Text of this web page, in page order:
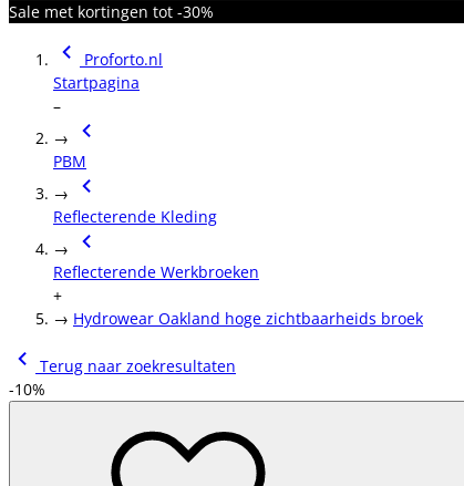
Sale met kortingen tot -30%
Proforto.nl
Startpagina
–
→
PBM
→
Reflecterende Kleding
→
Reflecterende Werkbroeken
+
→ Hydrowear Oakland hoge zichtbaarheids broek
Terug naar zoekresultaten
-10%